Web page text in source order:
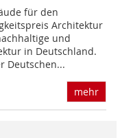
für den
Architektur
und
in Deutschland.
Deutschen...
mehr